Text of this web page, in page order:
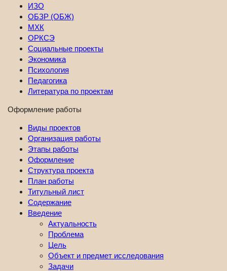
ИЗО
ОБЗР (ОБЖ)
МХК
ОРКСЭ
Социальные проекты
Экономика
Психология
Педагогика
Литература по проектам
Оформление работы
Виды проектов
Организация работы
Этапы работы
Оформление
Структура проекта
План работы
Титульный лист
Содержание
Введение
Актуальность
Проблема
Цель
Объект и предмет исследования
Задачи